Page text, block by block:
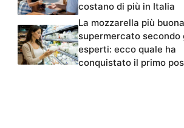
costano di più in Italia
La mozzarella più
supermercato secondo
esperti: ecco quale ha
conquistato il primo